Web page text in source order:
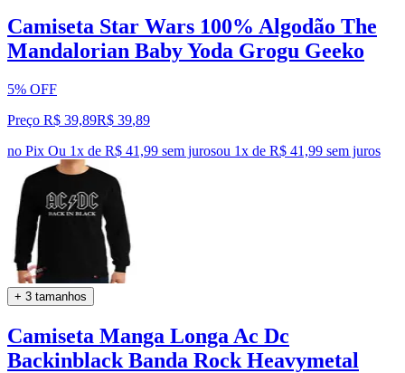
Camiseta Star Wars 100% Algodão The
Mandalorian Baby Yoda Grogu Geeko
5% OFF
Preço R$ 39,89R$ 39,89
no Pix Ou 1x de R$ 41,99 sem jurosou 1x de R$ 41,99 sem juros
+ 3 tamanhos
Camiseta Manga Longa Ac Dc
Backinblack Banda Rock Heavymetal